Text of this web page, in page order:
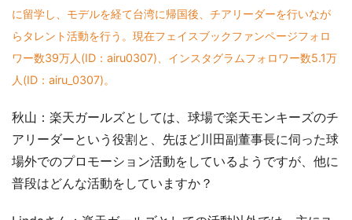
に留学し、モデルを経て台湾に帰国後、チアリーダーを行いなが
らタレント活動を行う。現在フェイスブックファンページフォロ
ワー数39万人(ID：airu0307)、インスタグラムフォロワー数5.1万
人(ID：airu_0307)。
秋山：楽天ガールズとしては、球場で楽天モンキーズのチ
アリーダーという役割と、先ほど川田副董事長に伺った球
場外でのプロモーション活動をしているようですが、他に
普段はどんな活動をしていますか？